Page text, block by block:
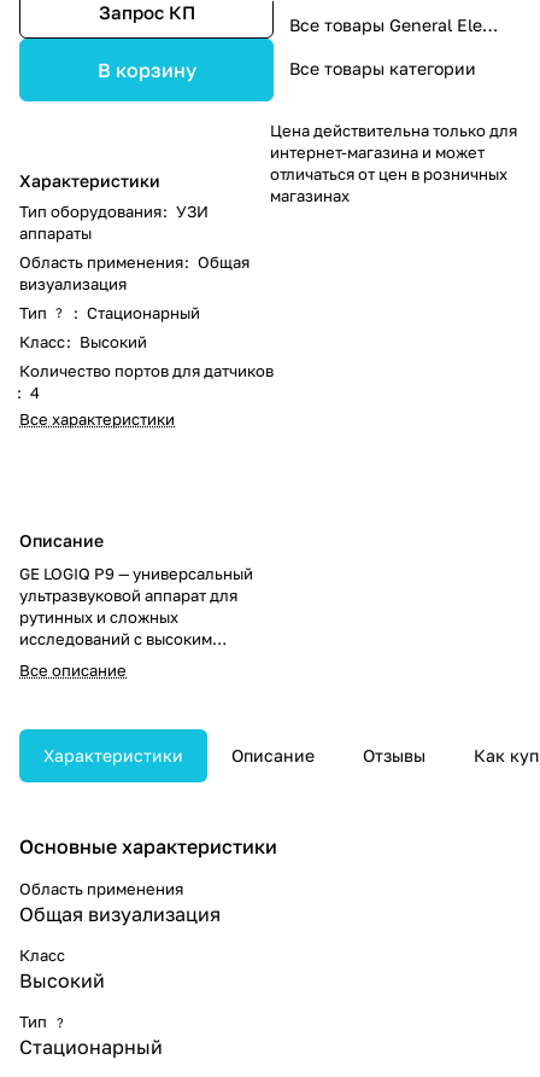
Запрос КП
В корзину
Характеристики
Тип оборудования: УЗИ
аппараты
Область применения: Общая
визуализация
Тип
? : Стационарный
Класс: Высокий
Количество портов для датчиков
: 4
Все характеристики
Описание
GE LOGIQ P9 — универсальный
ультразвуковой аппарат для
рутинных и сложных
исследований с высоким
качеством визуализации.
Обеспечивает быструю
понятный интерфейс для
эффективной работы.
Все описание
Все товары General Electric
Все товары категории
Цена действительна только для
интернет-магазина и может
отличаться от цен в розничных
магазинах
Характеристики Описание Отзывы Как
Основные характеристики
Область применения
Общая визуализация
Класс
Высокий
Тип ?
Стационарный